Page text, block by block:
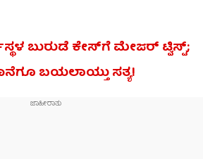
ಬುರುಡೆ ಕೇಸ್​​ಗೆ ಮೇಜರ್​​ ಟ್ವಿಸ್ಟ್​​;
ಬಯಲಾಯ್ತು ಸತ್ಯ!